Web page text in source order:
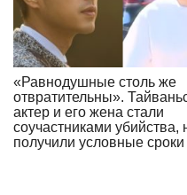
«Равнодушные столь же
отвратительны».
актер и его жена стали
соучастниками убийства,
получили условные сроки